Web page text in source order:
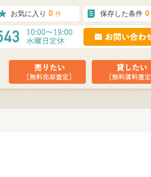
お気に入り 0 件 保存した条件 0